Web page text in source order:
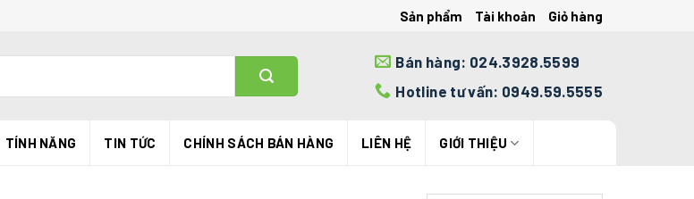
Sản phẩm Tài khoản Giỏ hàng
Bán hàng: 024.3928.5599
Hotline tư vấn: 0949.59.5555
TÍNH NĂNG TIN TỨC CHÍNH SÁCH BÁN HÀNG LIÊN HỆ GIỚI THIỆU